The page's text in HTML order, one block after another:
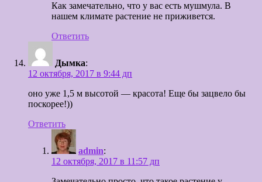
Как замечательно, что у вас есть мушмула. В
нашем климате растение не приживется.
Ответить
Дымка:
12 октября, 2017 в 9:44 дп
оно уже 1,5 м высотой — красота! Еще бы зацвело бы
поскорее!))
Ответить
admin:
12 октября, 2017 в 11:57 дп